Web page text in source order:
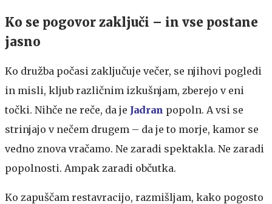
Ko se pogovor zaključi – in vse postane
jasno
Ko družba počasi zaključuje večer, se njihovi pogledi
in misli, kljub različnim izkušnjam, zberejo v eni
točki. Nihče ne reče, da je Jadran popoln. A vsi se
strinjajo v nečem drugem – da je to morje, kamor se
vedno znova vračamo. Ne zaradi spektakla. Ne zaradi
popolnosti. Ampak zaradi občutka.
Ko zapuščam restavracijo, razmišljam, kako pogosto